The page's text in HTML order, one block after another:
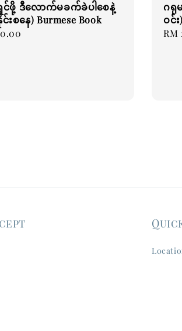
ရွှင်ဖို့ ဒီလောက်မခက်ခဲပါစေနဲ့
င်းစနေ) Burmese Book
ဂရု
ဝင်
RM